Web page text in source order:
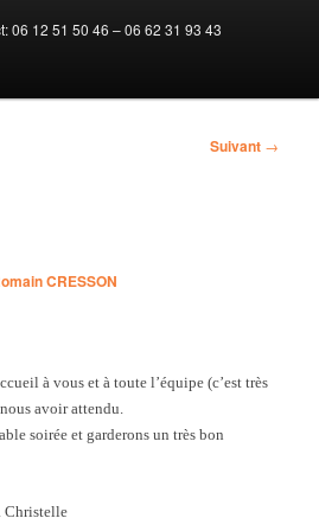
06 12 51 50 46 – 06 62 31 93 43
Navigation
Suivant →
CRESSON
à vous et à toute l’équipe (c’est très
avoir attendu.
soirée et garderons un très bon
Christelle